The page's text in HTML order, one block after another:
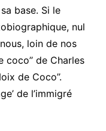
base. Si le
nul
loin de nos
coco’’ de Charles
de Coco’’.
de l’immigré